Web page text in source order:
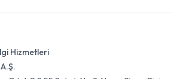
Hizmetleri